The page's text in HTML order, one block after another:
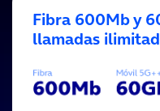
Fibra 600Mb y
llamadas